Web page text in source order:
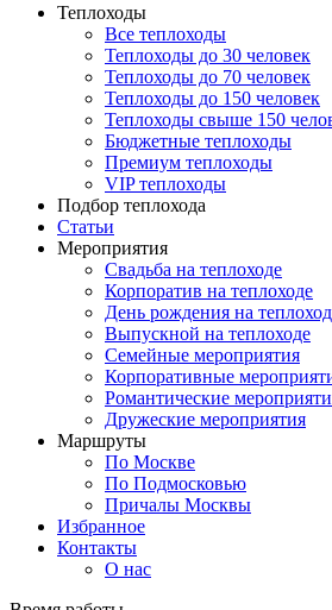
Теплоходы
Все теплоходы
Теплоходы до 30 человек
Теплоходы до 70 человек
Теплоходы до 150 человек
Теплоходы свыше 150
Бюджетные теплоходы
Премиум теплоходы
VIP теплоходы
Подбор теплохода
Статьи
Мероприятия
Свадьба на теплоходе
Корпоратив на теплоходе
День рождения на
Выпускной на теплоходе
Семейные мероприятия
Корпоративные
Романтические
Дружеские мероприятия
Маршруты
По Москве
По Подмосковью
Причалы Москвы
Избранное
Контакты
О нас